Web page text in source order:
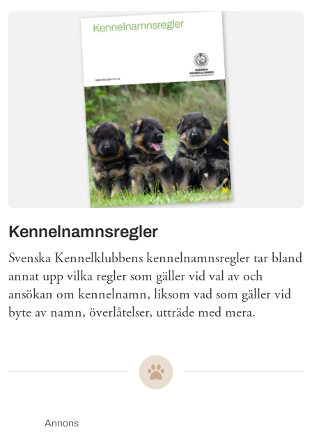
Kennelnamnsregler
Svenska Kennelklubbens kennelnamnsregler tar bland
annat upp vilka regler som gäller vid val av och
ansökan om kennelnamn, liksom vad som gäller vid
byte av namn, överlåtelser, utträde med mera.
Annons